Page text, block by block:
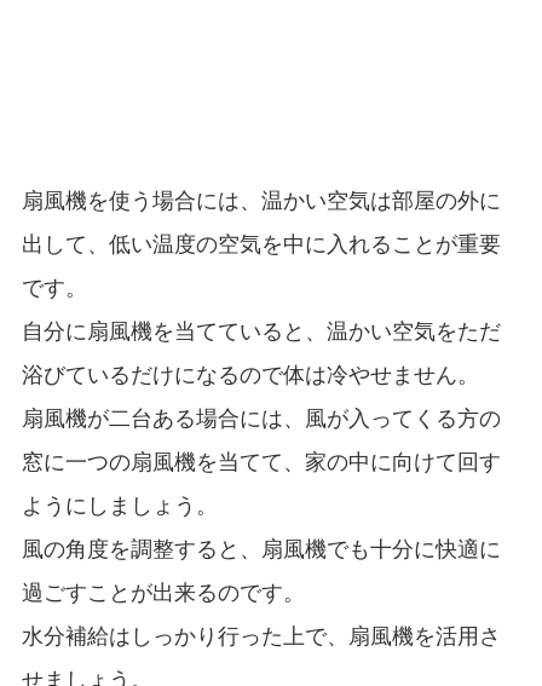
扇風機を使う場合には、温かい空気は部屋の外に
出して、低い温度の空気を中に入れることが重要
です。
自分に扇風機を当てていると、温かい空気をただ
浴びているだけになるので体は冷やせません。
扇風機が二台ある場合には、風が入ってくる方の
窓に一つの扇風機を当てて、家の中に向けて回す
ようにしましょう。
風の角度を調整すると、扇風機でも十分に快適に
過ごすことが出来るのです。
水分補給はしっかり行った上で、扇風機を活用さ
せましょう。